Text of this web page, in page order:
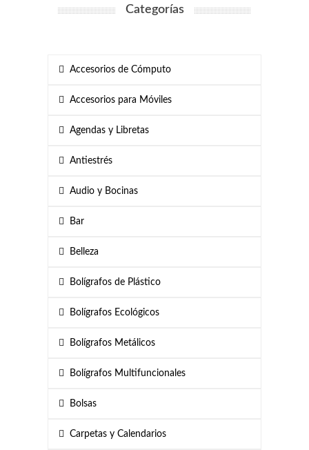
Categorías
Accesorios de Cómputo
Accesorios para Móviles
Agendas y Libretas
Antiestrés
Audio y Bocinas
Bar
Belleza
Bolígrafos de Plástico
Bolígrafos Ecológicos
Bolígrafos Metálicos
Bolígrafos Multifuncionales
Bolsas
Carpetas y Calendarios